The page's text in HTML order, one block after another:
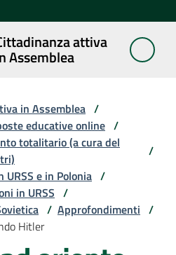
attiva
Assemblea
in Assemblea /
educative online /
totalitario (a cura del
/
e in Polonia /
in URSS /
/ Approfondimenti /
Hitler